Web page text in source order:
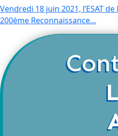
Vendredi 18 juin 2021, l’ESAT
200ème Reconnaissance…